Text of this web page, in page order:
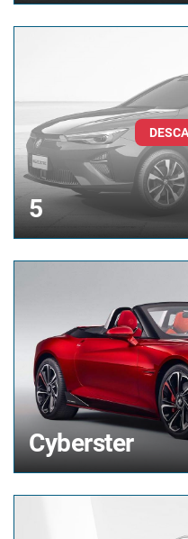
5
Cyberster